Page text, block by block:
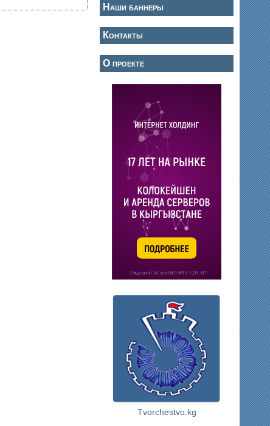
Наши баннеры
Контакты
О проекте
Tvorchestvo.kg